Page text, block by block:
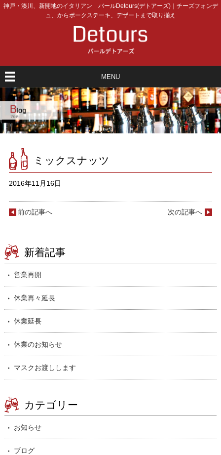
神戸・湊川、新開地のイタリアン バールDetours(デトアーズ)｜チーズフォンデ
ュ、からポークステーキ、デザートまで取り揃え
MENU
ミックスナッツ
2016年11月16日
前の記事へ 次の記事へ
新着記事
営業再開
休業再々延長
休業延長
休業のお知らせ
マスクお渡しします
カテゴリー
お知らせ
ブログ